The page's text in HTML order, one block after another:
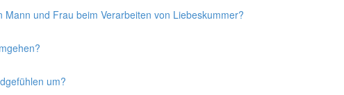
Mann und Frau beim Verarbeiten von Liebeskummer?
um?